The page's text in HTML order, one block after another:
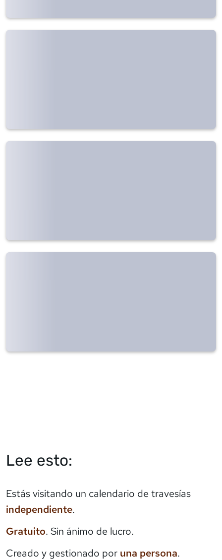
Lee esto:
Estás visitando un calendario de travesías
independiente.
Gratuito. Sin ánimo de lucro.
Creado y gestionado por una persona.